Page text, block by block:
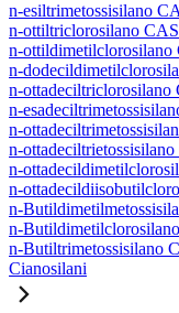
n-esiltrimetossisilano
n-ottiltriclorosilano
n-ottildimetilclorosilano
n-
n-ottadeciltriclorosilano
n-
n-
n-
n-
n-
n-
n-
n-Butiltrimetossisilano
Cianosilani